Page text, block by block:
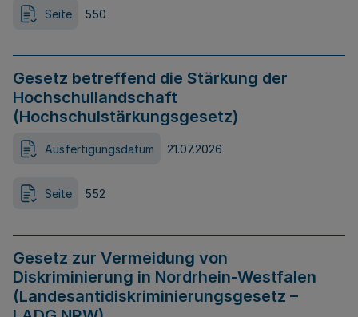
Seite 550
Gesetz betreffend die Stärkung der
Hochschullandschaft
(Hochschulstärkungsgesetz)
Ausfertigungsdatum 21.07.2026
Seite 552
Gesetz zur Vermeidung von
Diskriminierung in Nordrhein-Westfalen
(Landesantidiskriminierungsgesetz –